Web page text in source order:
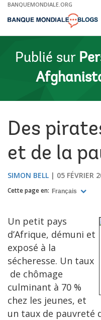
Skip
Main
BANQUEMONDIALE.ORG
Publié sur
Des
et de la
SIMON BELL 05 FÉVRIER
Cette page en: Français
Un petit pays
d’Afrique, démuni et
exposé à la
sécheresse. Un taux
de chômage
culminant à 70 %
chez les jeunes, et
un taux de pauvreté